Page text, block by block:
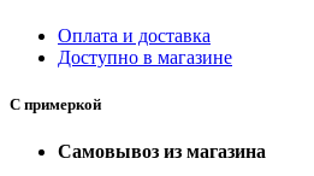
Оплата и доставка
Доступно в магазине
С примеркой
Самовывоз из магазина